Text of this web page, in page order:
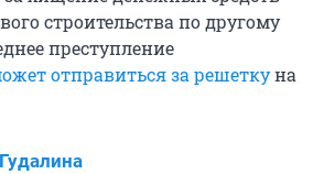
строительства по другому
преступление
отправиться за решеткуна